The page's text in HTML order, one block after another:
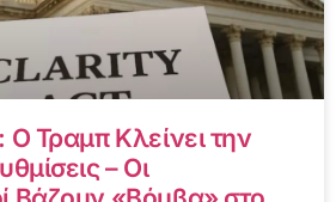
Ο Τραμπ Κλείνει την
– Οι